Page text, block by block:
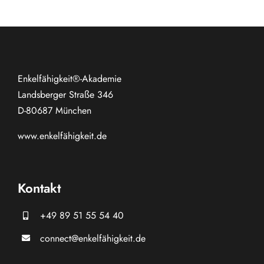
Enkelfähigkeit®-Akademie
Landsberger Straße 346
D-80687 München
www.enkelfähigkeit.de
Kontakt
+49 89 51 55 54 40
connect@enkelfähigkeit.de